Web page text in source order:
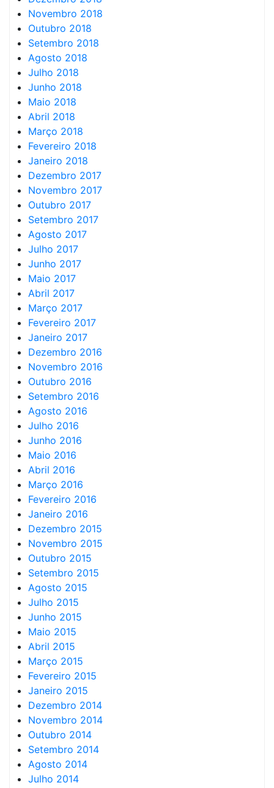
Novembro 2018
Outubro 2018
Setembro 2018
Agosto 2018
Julho 2018
Junho 2018
Maio 2018
Abril 2018
Março 2018
Fevereiro 2018
Janeiro 2018
Dezembro 2017
Novembro 2017
Outubro 2017
Setembro 2017
Agosto 2017
Julho 2017
Junho 2017
Maio 2017
Abril 2017
Março 2017
Fevereiro 2017
Janeiro 2017
Dezembro 2016
Novembro 2016
Outubro 2016
Setembro 2016
Agosto 2016
Julho 2016
Junho 2016
Maio 2016
Abril 2016
Março 2016
Fevereiro 2016
Janeiro 2016
Dezembro 2015
Novembro 2015
Outubro 2015
Setembro 2015
Agosto 2015
Julho 2015
Junho 2015
Maio 2015
Abril 2015
Março 2015
Fevereiro 2015
Janeiro 2015
Dezembro 2014
Novembro 2014
Outubro 2014
Setembro 2014
Agosto 2014
Julho 2014